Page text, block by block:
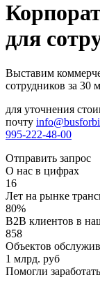
для
Выставим
сотрудников за 30
для уточнения
почту
995-222-48-00
Отправить запрос
О нас в цифрах
16
Лет на рынке
80%
B2B клиентов в
858
Объектов
1 млрд. руб
Помогли